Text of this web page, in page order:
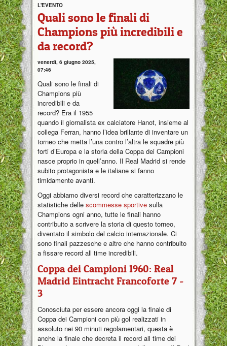
L'EVENTO
Quali sono le finali di
Champions più incredibili e
da record?
venerdì, 6 giugno 2025,
07:46
Quali sono le finali di
Champions più
incredibili e da
record? Era il 1955
quando il giornalista ex calciatore Hanot, insieme al
collega Ferran, hanno l’idea brillante di inventare un
torneo che metta l’una contro l’altra le squadre più
forti d’Europa e la storia della Coppa dei Campioni
nasce proprio in quell’anno. Il Real Madrid si rende
subito protagonista e le italiane si fanno
timidamente avanti.
Oggi abbiamo diversi record che caratterizzano le
statistiche delle scommesse sportive sulla
Champions ogni anno, tutte le finali hanno
contribuito a scrivere la storia di questo torneo,
diventato il simbolo del calcio internazionale. Ci
sono finali pazzesche e altre che hanno contribuito
a fissare record all time incredibili.
Coppa dei Campioni 1960: Real
Madrid Eintracht Francoforte 7 -
3
Conosciuta per essere ancora oggi la finale di
Coppa dei Campioni con più gol realizzati in
assoluto nei 90 minuti regolamentari, questa è
anche la finale che decreta il record all time dei